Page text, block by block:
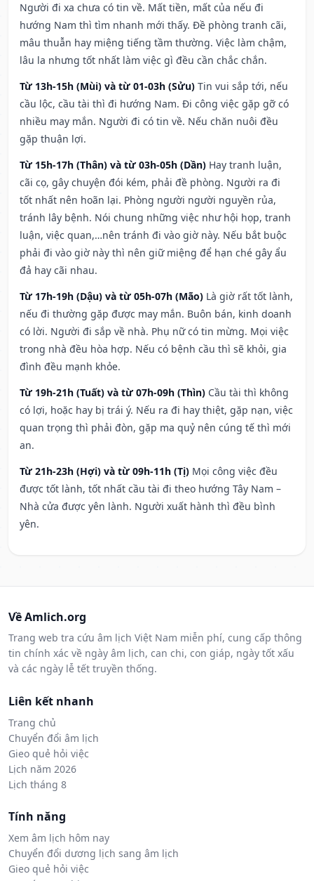
Người đi xa chưa có tin về. Mất tiền, mất của nếu đi
hướng Nam thì tìm nhanh mới thấy. Đề phòng tranh cãi,
mâu thuẫn hay miệng tiếng tầm thường. Việc làm chậm,
lâu la nhưng tốt nhất làm việc gì đều cần chắc chắn.
Từ 13h-15h (Mùi) và từ 01-03h (Sửu) Tin vui sắp tới, nếu
cầu lộc, cầu tài thì đi hướng Nam. Đi công việc gặp gỡ có
nhiều may mắn. Người đi có tin về. Nếu chăn nuôi đều
gặp thuận lợi.
Từ 15h-17h (Thân) và từ 03h-05h (Dần) Hay tranh luận,
cãi cọ, gây chuyện đói kém, phải đề phòng. Người ra đi
tốt nhất nên hoãn lại. Phòng người người nguyền rủa,
tránh lây bệnh. Nói chung những việc như hội họp, tranh
luận, việc quan,…nên tránh đi vào giờ này. Nếu bắt buộc
phải đi vào giờ này thì nên giữ miệng để hạn ché gây ẩu
đả hay cãi nhau.
Từ 17h-19h (Dậu) và từ 05h-07h (Mão) Là giờ rất tốt lành,
nếu đi thường gặp được may mắn. Buôn bán, kinh doanh
có lời. Người đi sắp về nhà. Phụ nữ có tin mừng. Mọi việc
trong nhà đều hòa hợp. Nếu có bệnh cầu thì sẽ khỏi, gia
đình đều mạnh khỏe.
Từ 19h-21h (Tuất) và từ 07h-09h (Thìn) Cầu tài thì không
có lợi, hoặc hay bị trái ý. Nếu ra đi hay thiệt, gặp nạn, việc
quan trọng thì phải đòn, gặp ma quỷ nên cúng tế thì mới
an.
Từ 21h-23h (Hợi) và từ 09h-11h (Tị) Mọi công việc đều
được tốt lành, tốt nhất cầu tài đi theo hướng Tây Nam –
Nhà cửa được yên lành. Người xuất hành thì đều bình
yên.
Về Amlich.org
Trang web tra cứu âm lịch Việt Nam miễn phí, cung cấp thông
tin chính xác về ngày âm lịch, can chi, con giáp, ngày tốt xấu
và các ngày lễ tết truyền thống.
Liên kết nhanh
Trang chủ
Chuyển đổi âm lịch
Gieo quẻ hỏi việc
Lịch năm 2026
Lịch tháng 8
Tính năng
Xem âm lịch hôm nay
Chuyển đổi dương lịch sang âm lịch
Gieo quẻ hỏi việc